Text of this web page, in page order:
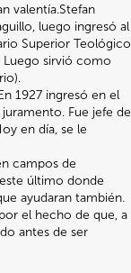
valentía.Stefan
luego ingresó al
Superior Teológico
Luego sirvió como
1927 ingresó en el
Fue jefe de
en día, se le
campos de
último donde
ayudaran también.
el hecho de que, a
antes de ser